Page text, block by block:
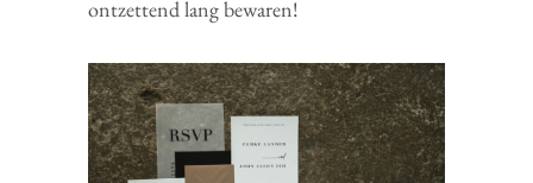
ontzettend lang bewaren!